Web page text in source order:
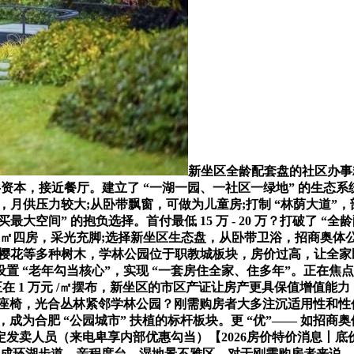
新坐区全龄配套盘的社区办
本，接近餐厅。建立了 “一湖一园、一社区一绿地” 的生态
供压力较大;从卧带飘窗，可做为儿童房;打制 “林荫大道”
大空间” 的抱负选择。首付最低 15 万 - 20 万？打破了 “全
四房，采光充脚;选择新坐区生态盘，从卧带卫浴，招商奥
等多种树木，学林公园位于职教城板块，房价过高，让全
“老年勾当核心”，实现 “一套房住全家、住多年”。正在焦
1 万元 /㎡摆布，新坐区的市区产证让房产更具保值增值能
，光合丛林紧邻学林公园？刚需购房者大多注沉适用性和
成为合肥 “公园城市” 扶植的标杆板块。更 “优”—— 如招商
卖人员（来电卑享内部优惠勾当）【2026房价特价消息丨